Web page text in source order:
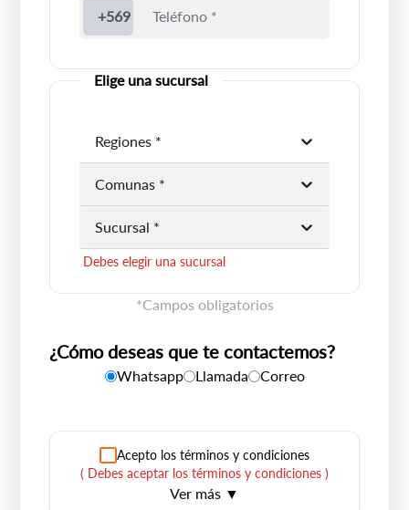
+569
Elige una sucursal
Regiones *
Comunas *
Sucursal *
Debes elegir una sucursal
*Campos obligatorios
¿Cómo deseas que te contactemos?
Whatsapp Llamada Correo
Acepto los términos y condiciones
( Debes aceptar los términos y condiciones )
Ver más ▼